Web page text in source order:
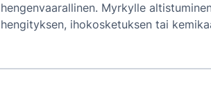
hengenvaarallinen. Myrkylle
hengityksen, ihokosketuksen tai